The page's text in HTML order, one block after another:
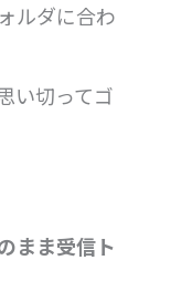
ルダに合わ
い切ってゴ
ま受信ト